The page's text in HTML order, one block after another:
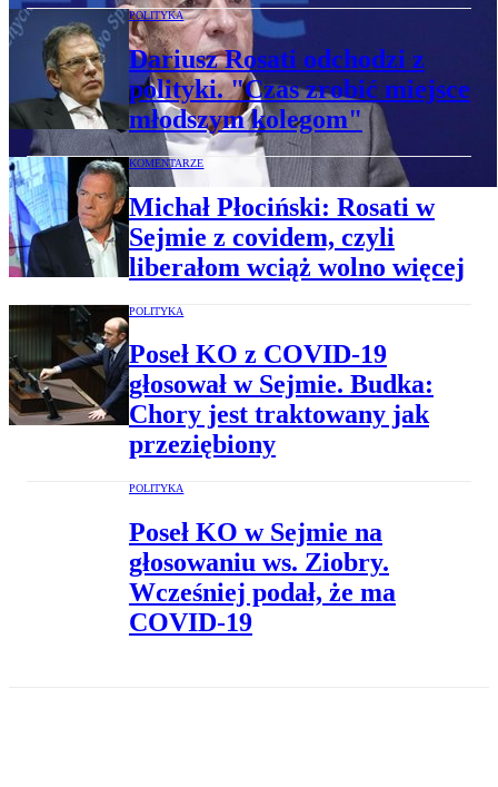
POLITYKA
Dariusz Rosati odchodzi z
polityki. "Czas zrobić miejsce
młodszym kolegom"
KOMENTARZE
Michał Płociński: Rosati w
Sejmie z covidem, czyli
liberałom wciąż wolno więcej
POLITYKA
Poseł KO z COVID-19
głosował w Sejmie. Budka:
Chory jest traktowany jak
przeziębiony
POLITYKA
Poseł KO w Sejmie na
głosowaniu ws. Ziobry.
Wcześniej podał, że ma
COVID-19